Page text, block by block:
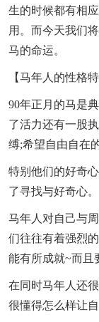
生的时候都有相
用。而今天我们
马的命运。
【马年人的性格特
90年正月的马是
了活力还有一股
缚;希望自由自在
特别他们的好奇
了寻找与好奇心。
马年人对自己与
们往往有着强烈
能有所成就~而且
在同时马年人还
很懂得怎么样让